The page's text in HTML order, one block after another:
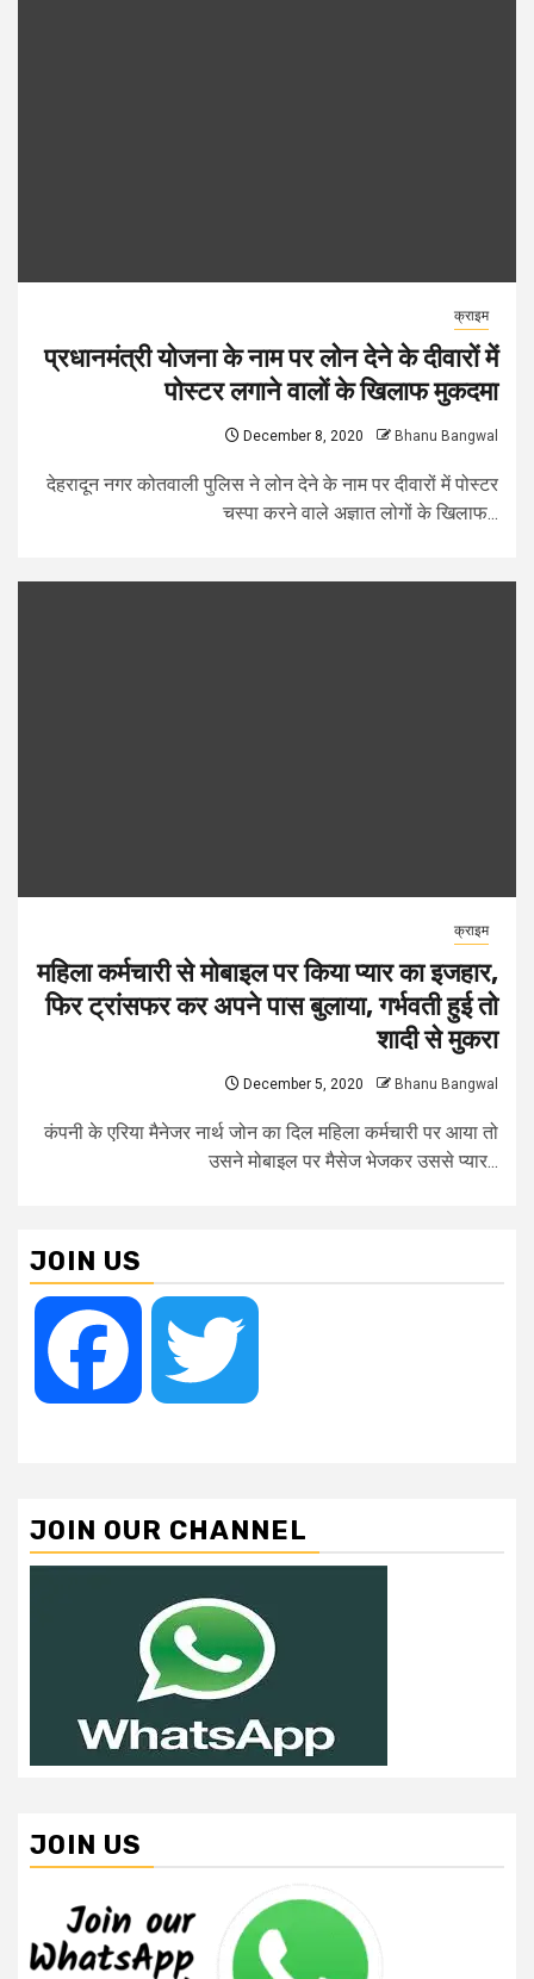
क्राइम
प्रधानमंत्री योजना के नाम पर लोन देने के दीवारों में
पोस्टर लगाने वालों के खिलाफ मुकदमा
December 8, 2020 Bhanu Bangwal
देहरादून नगर कोतवाली पुलिस ने लोन देने के नाम पर दीवारों में पोस्टर
चस्पा करने वाले अज्ञात लोगों के खिलाफ...
क्राइम
महिला कर्मचारी से मोबाइल पर किया प्यार का इजहार,
फिर ट्रांसफर कर अपने पास बुलाया, गर्भवती हुई तो
शादी से मुकरा
December 5, 2020 Bhanu Bangwal
कंपनी के एरिया मैनेजर नार्थ जोन का दिल महिला कर्मचारी पर आया तो
उसने मोबाइल पर मैसेज भेजकर उससे प्यार...
JOIN US
Facebook
JOIN OUR CHANNEL
JOIN US